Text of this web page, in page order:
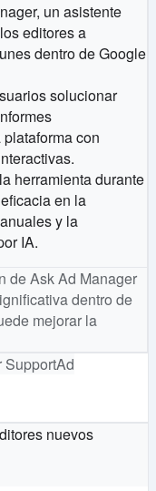
un asistente
editores a
dentro de Google
solucionar
con
herramienta durante
en la
y la
IA.
de Ask Ad Manager
dentro de
mejorar la
SupportAd